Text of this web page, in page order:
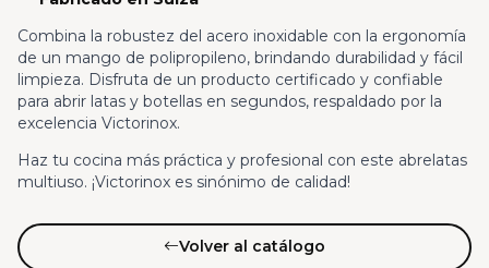
Combina la robustez del acero inoxidable con la ergonomía
de un mango de polipropileno, brindando durabilidad y fácil
limpieza. Disfruta de un producto certificado y confiable
para abrir latas y botellas en segundos, respaldado por la
excelencia Victorinox.
Haz tu cocina más práctica y profesional con este abrelatas
multiuso. ¡Victorinox es sinónimo de calidad!
Volver al catálogo